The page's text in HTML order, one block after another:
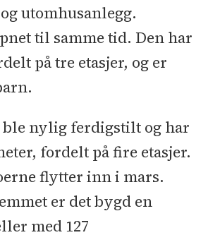
Lille
Architects
Østengen &
RIEn, RIV, RIVA, RIBr,
lRIE: Heiberg &
Brekke & StrandlRIB:
utomhusanlegg.
til samme tid. Den har
på tre etasjer, og er
ble nylig ferdigstilt og har
fordelt på fire etasjer.
flytter inn i mars.
er det bygd en
med 127